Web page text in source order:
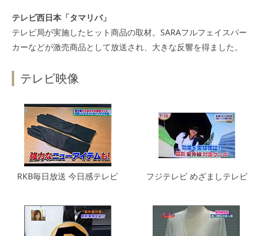
テレビ西日本「タマリバ」
テレビ局が実施したヒット商品の取材。SARAフルフェイスパー
カーなどが激売商品として放送され、大きな反響を得ました。
テレビ映像
RKB毎日放送 今日感テレビ フジテレビ めざましテレビ